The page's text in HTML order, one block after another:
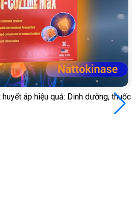
áp hiệu quả: Dinh dưỡng, thuốc